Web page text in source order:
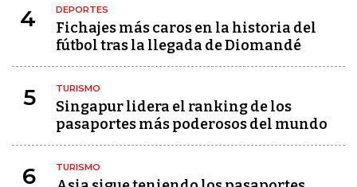
4 DEPORTES
Fichajes más caros en la historia del
fútbol tras la llegada de Diomandé
5 TURISMO
Singapur lidera el ranking de los
pasaportes más poderosos del mundo
6 TURISMO